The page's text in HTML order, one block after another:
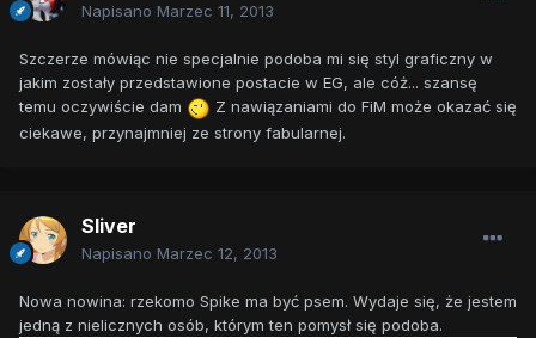
Napisano Marzec 11, 2013
Szczerze mówiąc nie specjalnie podoba mi się styl graficzny w
jakim zostały przedstawione postacie w EG, ale cóż... szansę
temu oczywiście dam
Z nawiązaniami do FiM może okazać się
ciekawe, przynajmniej ze strony fabularnej.
Sliver
Napisano Marzec 12, 2013
Nowa nowina: rzekomo Spike ma być psem. Wydaje się, że jestem
jedną z nielicznych osób, którym ten pomysł się podoba.